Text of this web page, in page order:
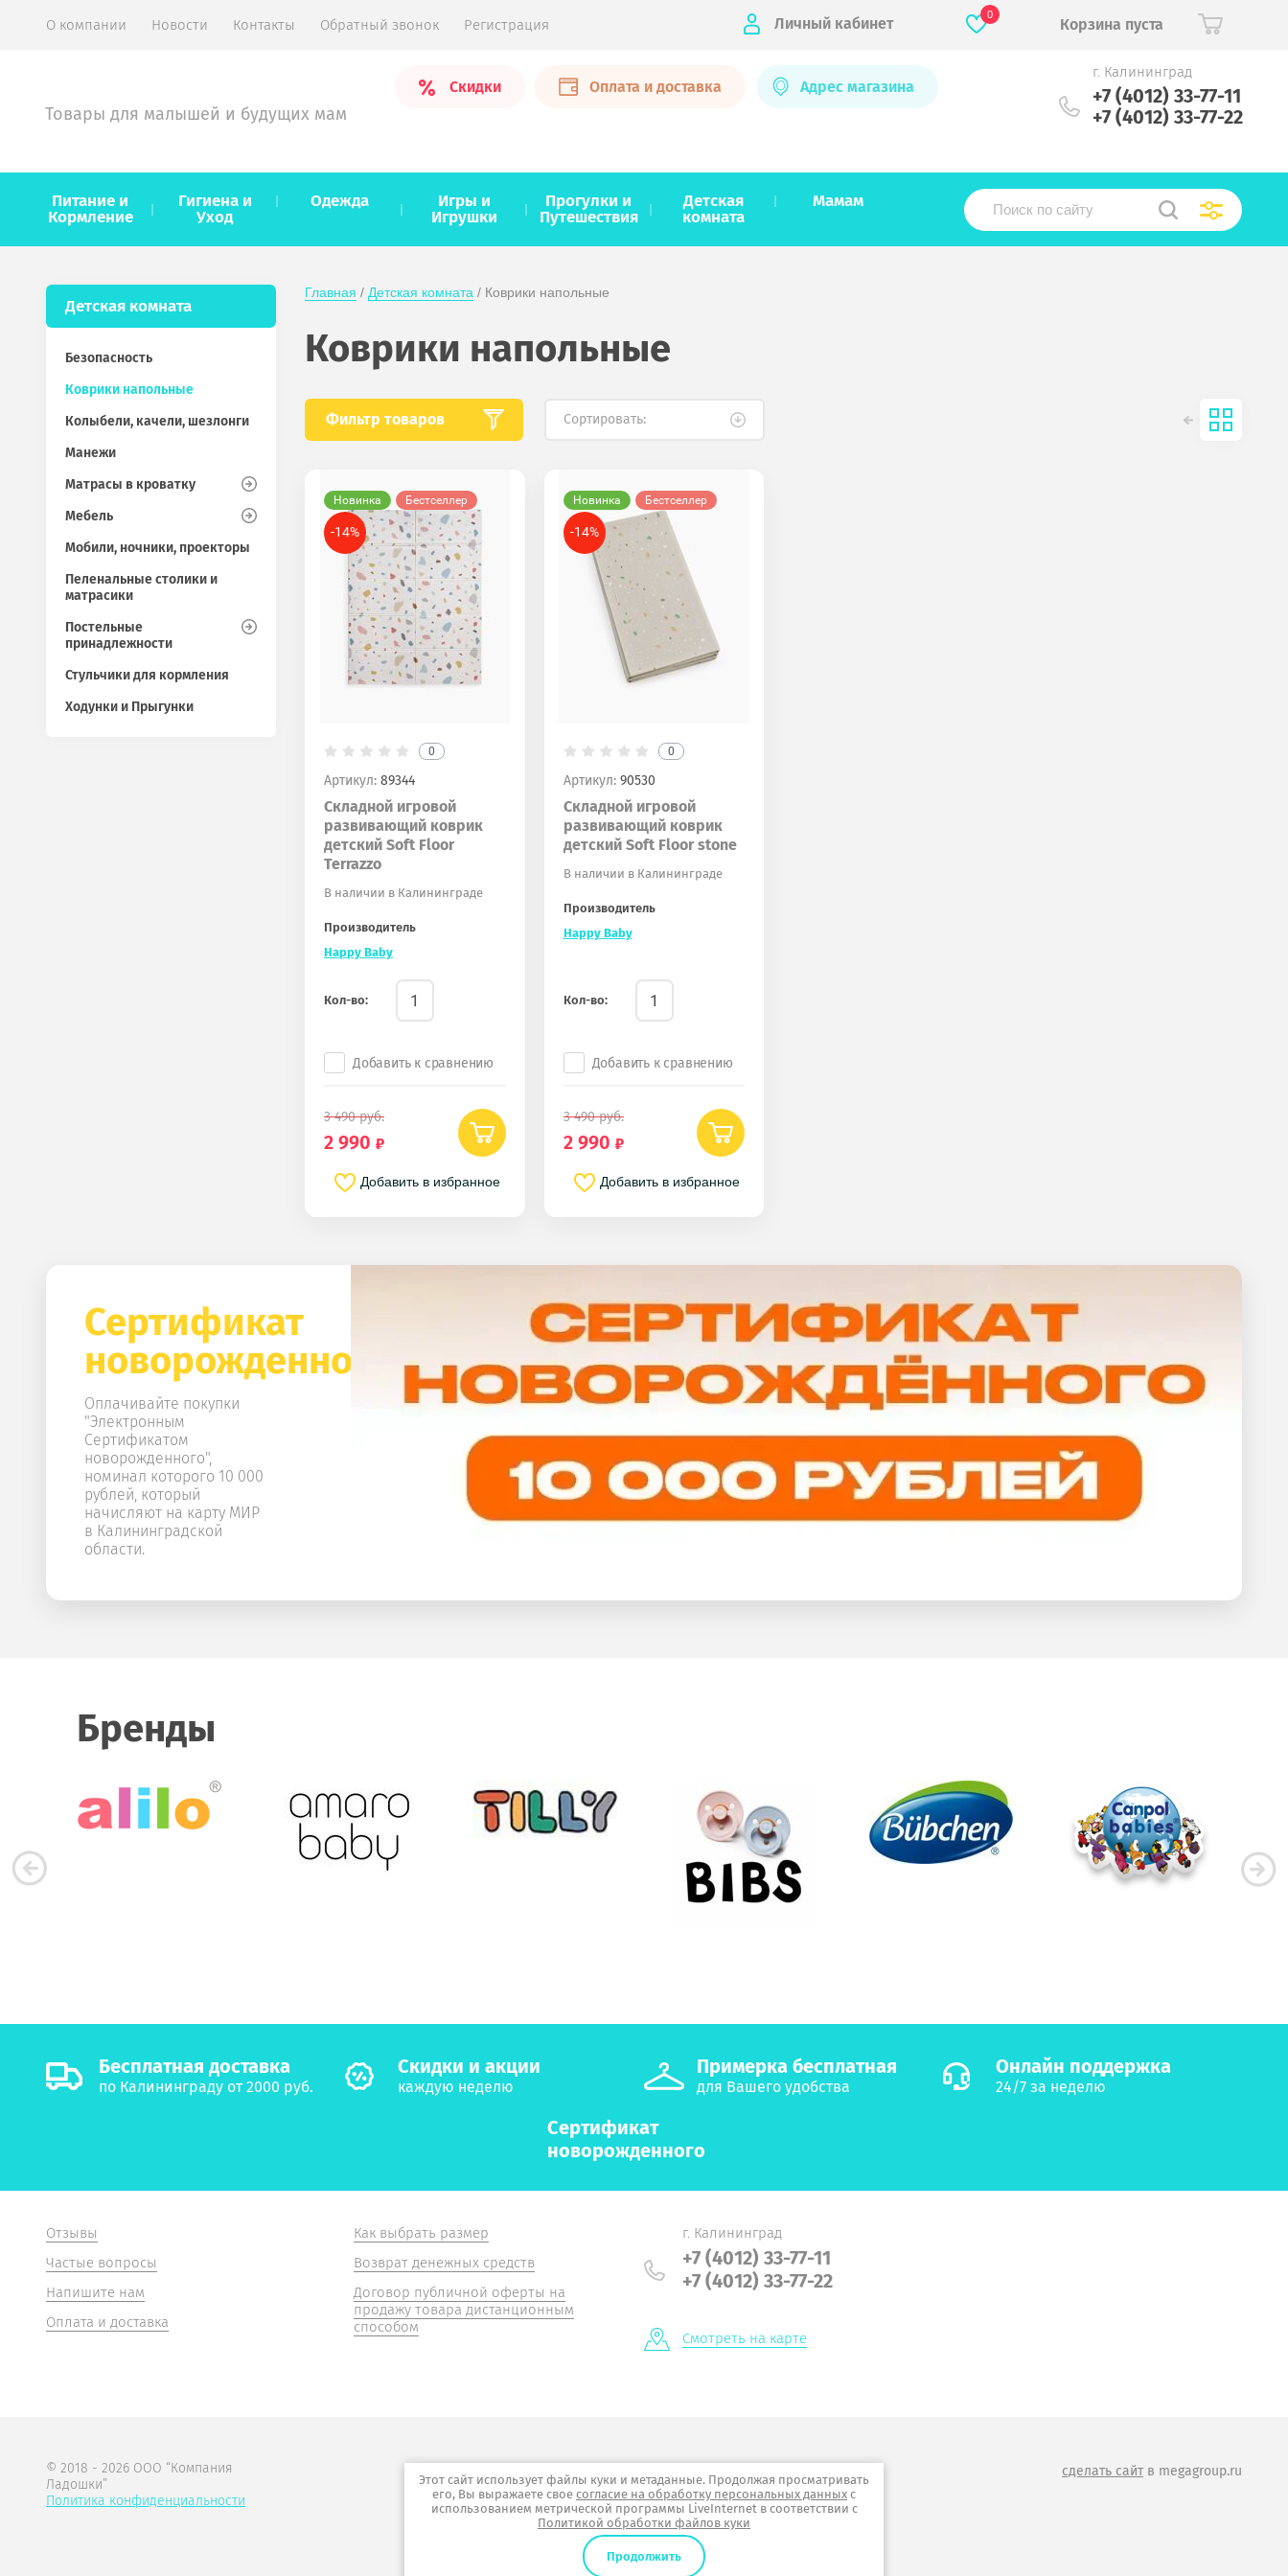
О компании Новости Контакты Обратный звонок Регистрация Личный кабинет 0
Корзина пуста
Товары для малышей и будущих мам
Скидки Оплата и доставка Адрес магазина
г. Калининград
+7 (4012) 33-77-11
+7 (4012) 33-77-22
Питание и
Кормление
Гигиена и
Уход
Одежда
Игры и
Игрушки
Прогулки и
Путешествия
Детская
комната
Мамам
Детская комната
Безопасность
Коврики напольные
Колыбели, качели, шезлонги
Манежи
Матрасы в кроватку
Мебель
Мобили, ночники, проекторы
Пеленальные столики и
матрасики
Постельные
принадлежности
Стульчики для кормления
Ходунки и Прыгунки
Главная / Детская комната / Коврики напольные
Коврики напольные
Фильтр товаров Сортировать:
-14%
Новинка Бестселлер
0
Артикул: 89344
Складной игровой
развивающий коврик
детский Soft Floor
Terrazzo
В наличии в Калининграде
Производитель
Happy Baby
Кол-во:
Добавить к сравнению
3 490руб.
2 990
Добавить в избранное
-14%
Новинка Бестселлер
0
Артикул:90530
Складной игровой
развивающий коврик
детский Soft Floor stone
В наличии в Калининграде
Производитель
Happy Baby
Кол-во:
Добавить к сравнению
3 490руб.
2 990
Добавить в избранное
Сертификат
новорожденного
Оплачивайте покупки
"Электронным
Сертификатом
новорожденного",
номинал которого 10 000
рублей, который
начисляют на карту МИР
в Калининградской
области.
Бренды
Бесплатная доставка
по Калининграду от 2000 руб.
Cкидки и акции
каждую неделю
Примерка бесплатная
для Вашего удобства
Онлайн поддержка
24/7 за неделю
Сертификат
новорожденного
Отзывы
Частые вопросы
Напишите нам
Оплата и доставка
Как выбрать размер
Возврат денежных средств
Договор публичной оферты на
продажу товара дистанционным
способом
г. Калининград
+7 (4012) 33-77-11
+7 (4012) 33-77-22
Смотреть на карте
© 2018 - 2026 ООО “Компания
Ладошки”
Политика конфиденциальности
сделать сайтв megagroup.ru
Этот сайт использует файлы куки и метаданные. Продолжая просматривать
его, Вы выражаете свое согласие на обработку персональных данных с
использованием метрической программы LiveInternet в соответствии с
Политикой обработки файлов куки
Продолжить